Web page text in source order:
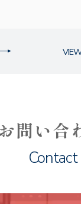
問い合
Contact